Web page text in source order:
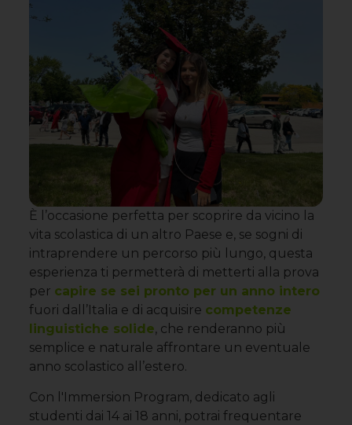
È l’occasione perfetta per scoprire da vicino la
vita scolastica di un altro Paese e, se sogni di
intraprendere un percorso più lungo, questa
esperienza ti permetterà di metterti alla prova
per capire se sei pronto per un anno intero
fuori dall’Italia e di acquisire competenze
linguistiche solide, che renderanno più
semplice e naturale affrontare un eventuale
anno scolastico all’estero.
Con l'Immersion Program, dedicato agli
studenti dai 14 ai 18 anni, potrai frequentare